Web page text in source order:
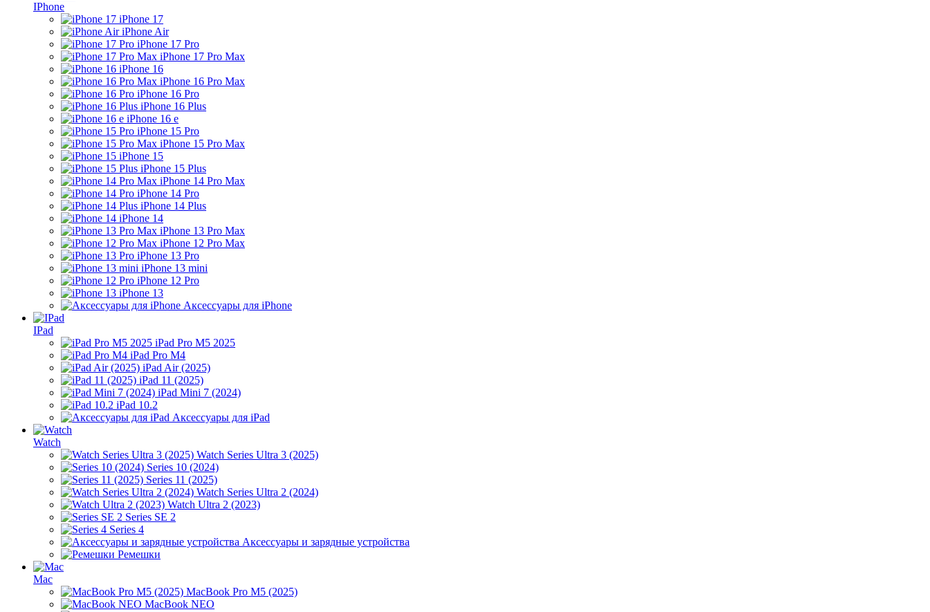
IPhone
iPhone 17
iPhone Air
iPhone 17 Pro
iPhone 17 Pro Max
iPhone 16
iPhone 16 Pro Max
iPhone 16 Pro
iPhone 16 Plus
iPhone 16 e
iPhone 15 Pro
iPhone 15 Pro Max
iPhone 15
iPhone 15 Plus
iPhone 14 Pro Max
iPhone 14 Pro
iPhone 14 Plus
iPhone 14
iPhone 13 Pro Max
iPhone 12 Pro Max
iPhone 13 Pro
iPhone 13 mini
iPhone 12 Pro
iPhone 13
Аксессуары для iPhone
IPad
iPad Pro M5 2025
iPad Pro M4
iPad Air (2025)
iPad 11 (2025)
iPad Mini 7 (2024)
iPad 10.2
Аксессуары для iPad
Watch
Watch Series Ultra 3 (2025)
Series 10 (2024)
Series 11 (2025)
Watch Series Ultra 2 (2024)
Watch Ultra 2 (2023)
Series SE 2
Series 4
Аксессуары и зарядные устройства
Ремешки
Mac
MacBook Pro M5 (2025)
MacBook NEO